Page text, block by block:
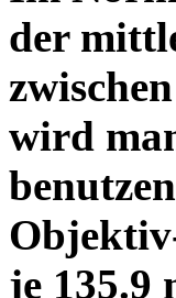
der
wird
je 135.9